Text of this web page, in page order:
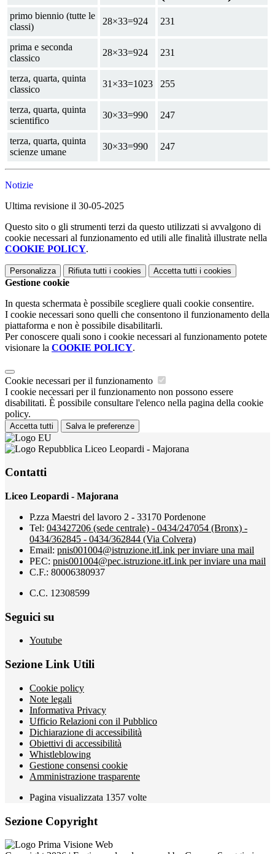
primo biennio (tutte le
classi)
28×33=924 231
prima e seconda
classico
28×33=924 231
terza, quarta, quinta
classico
31×33=1023 255
terza, quarta, quinta
scientifico
30×33=990 247
terza, quarta, quinta
scienze umane
30×33=990 247
Notizie
Ultima revisione il 30-05-2025
Questo sito o gli strumenti terzi da questo utilizzati si avvalgono di
cookie necessari al funzionamento ed utili alle finalità illustrate nella
COOKIE POLICY.
Personalizza Rifiuta tutti i cookies Accetta tutti i cookies
Gestione cookie
In questa schermata è possibile scegliere quali cookie consentire.
I cookie necessari sono quelli che consentono il funzionamento della
piattaforma e non è possibile disabilitarli.
Per conoscere quali sono i cookie necessari al funzionamento potete
visionare la COOKIE POLICY.
Cookie necessari per il funzionamento
I cookie necessari per il funzionamento non possono essere
disabilitati. È possibile consultare l'elenco nella pagina della cookie
policy.
Accetta tutti Salva le preferenze
Liceo Leopardi - Majorana
Contatti
Liceo Leopardi - Majorana
P.zza Maestri del lavoro 2 - 33170 Pordenone
Tel: 043427206 (sede centrale) - 0434/247054 (Bronx) -
0434/362845 - 0434/362844 (Via Colvera)
Email: pnis001004@istruzione.itLink per inviare una mail
PEC: pnis001004@pec.istruzione.itLink per inviare una mail
C.F.: 80006380937
C.C. 12308599
Seguici su
Youtube
Sezione Link Utili
Cookie policy
Note legali
Informativa Privacy
Ufficio Relazioni con il Pubblico
Dichiarazione di accessibilità
Obiettivi di accessibilità
Whistleblowing
Gestione consensi cookie
Amministrazione trasparente
Pagina visualizzata 1357 volte
Sezione Copyright